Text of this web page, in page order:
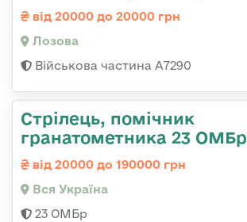
від 20000 до 20000 грн
Лозова
Військова частина А7290
Стрілець, помічник
гранатометника 23 ОМБр
від 20000 до 190000 грн
Вся Україна
23 ОМБр